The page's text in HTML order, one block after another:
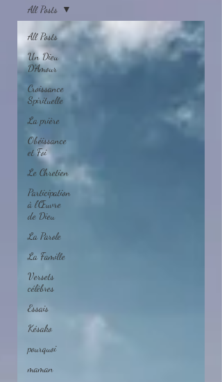
All Posts
Un Dieu
D'Amour
Croissance
Spirituelle
La prière
Obéissance
et Foi
Le Chretien
Participation
à l'Œuvre
de Dieu
La Parole
La Famille
Versets
célèbres
Essais
Késako
pourquoi
maman
All Posts